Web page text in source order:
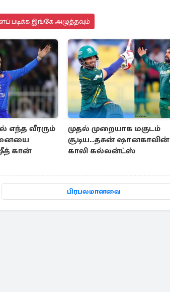
படிக்க இங்கே அழுத்தவும்
எந்த வீரரும்
கான்
முதல் முறையாக மகுடம்
சூடிய..தசுன் ஷானகாவின்
காலி கல்லன்ட்ஸ்
பிரபலமானவை